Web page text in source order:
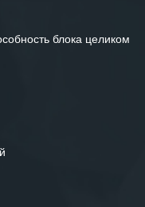
блока целиком